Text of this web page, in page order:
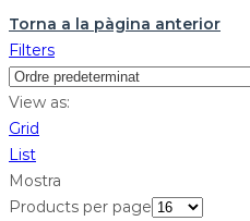
Torna a la pàgina anterior
Filters
View as:
Grid
List
Mostra
Products per page